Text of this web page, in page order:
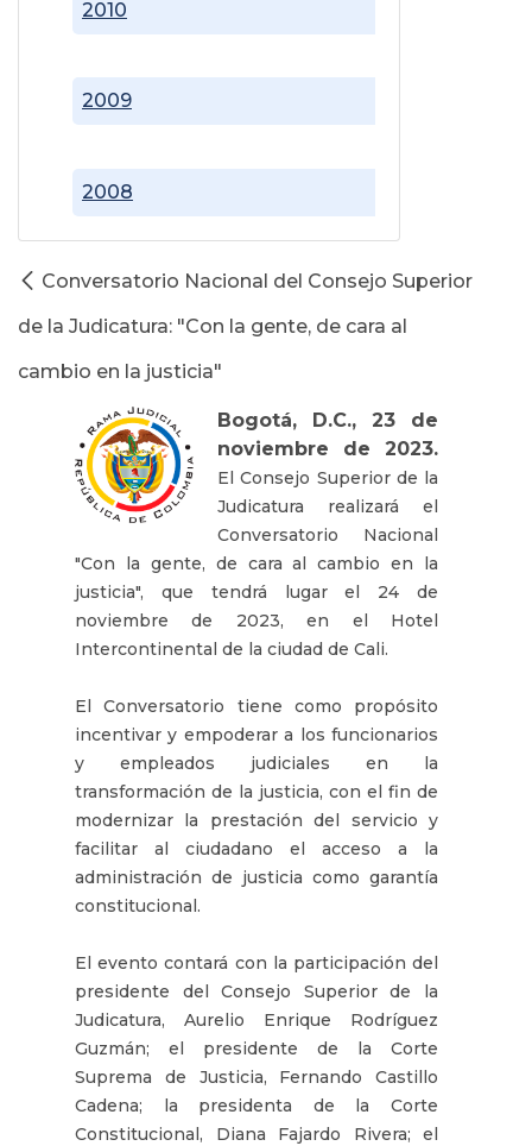
2008
2009
2010
Conversatorio Nacional del Consejo Superior
de la Judicatura: "Con la gente, de cara al
cambio en la justicia"
Bogotá, D.C., 23 de
noviembre de 2023.
El Consejo Superior de la
Judicatura realizará el
Conversatorio Nacional
"Con la gente, de cara al cambio en la
justicia", que tendrá lugar el 24 de
noviembre de 2023, en el Hotel
Intercontinental de la ciudad de Cali.
El Conversatorio tiene como propósito
incentivar y empoderar a los funcionarios
y empleados judiciales en la
transformación de la justicia, con el fin de
modernizar la prestación del servicio y
facilitar al ciudadano el acceso a la
administración de justicia como garantía
constitucional.
El evento contará con la participación del
presidente del Consejo Superior de la
Judicatura, Aurelio Enrique Rodríguez
Guzmán; el presidente de la Corte
Suprema de Justicia, Fernando Castillo
Cadena; la presidenta de la Corte
Constitucional, Diana Fajardo Rivera; el